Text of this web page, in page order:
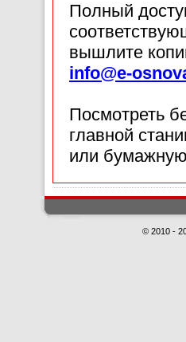
Полный
вышлите
info@e-
Посмотреть
главной
или
© 2010 -